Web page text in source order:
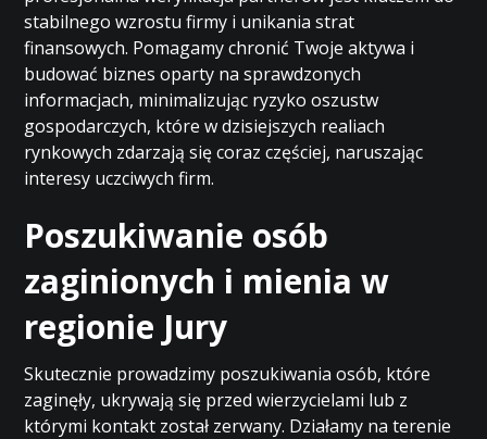
stabilnego wzrostu firmy i unikania strat
finansowych. Pomagamy chronić Twoje aktywa i
budować biznes oparty na sprawdzonych
informacjach, minimalizując ryzyko oszustw
gospodarczych, które w dzisiejszych realiach
rynkowych zdarzają się coraz częściej, naruszając
interesy uczciwych firm.
Poszukiwanie osób
zaginionych i mienia w
regionie Jury
Skutecznie prowadzimy poszukiwania osób, które
zaginęły, ukrywają się przed wierzycielami lub z
którymi kontakt został zerwany. Działamy na terenie